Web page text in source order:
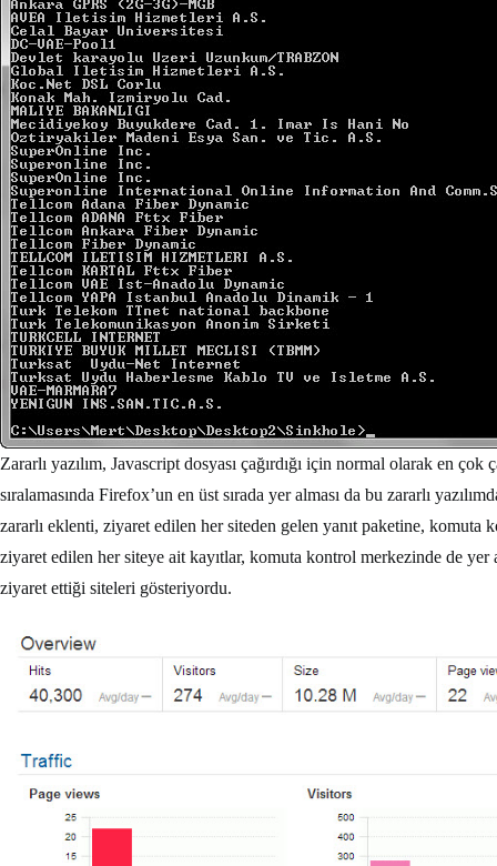
Zararlı yazılım, Javascript dosyası çağırdığı için normal olarak en
sıralamasında Firefox’un en üst sırada yer alması da bu zararlı
zararlı eklenti, ziyaret edilen her siteden gelen yanıt paketine, komuta
ziyaret edilen her siteye ait kayıtlar, komuta kontrol merkezinde de yer
ziyaret ettiği siteleri gösteriyordu.